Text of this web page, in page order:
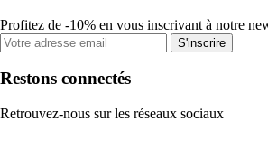
Profitez de -10% en vous inscrivant à notre
S'inscrire
Restons connectés
Retrouvez-nous sur les réseaux sociaux